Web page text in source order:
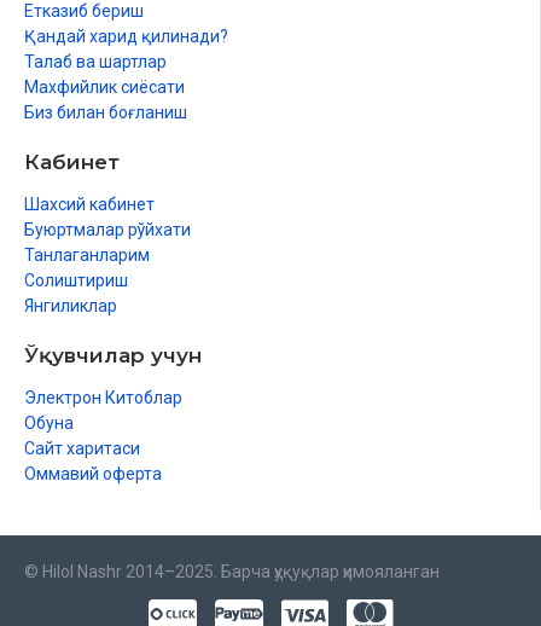
Етказиб бериш
Қандай харид қилинади?
Талаб ва шартлар
Махфийлик сиёсати
Биз билан боғланиш
Кабинет
Шахсий кабинет
Буюртмалар рўйхати
Танлаганларим
Солиштириш
Янгиликлар
Ўқувчилар учун
Электрон Китоблар
Обуна
Сайт харитаси
Оммавий оферта
© Hilol Nashr 2014–2025. Барча ҳуқуқлар ҳимояланган